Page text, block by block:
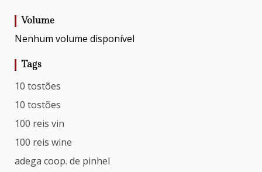
Volume
Nenhum volume disponível
Tags
10 tostões
10 tostões
100 reis vin
100 reis wine
adega coop. de pinhel